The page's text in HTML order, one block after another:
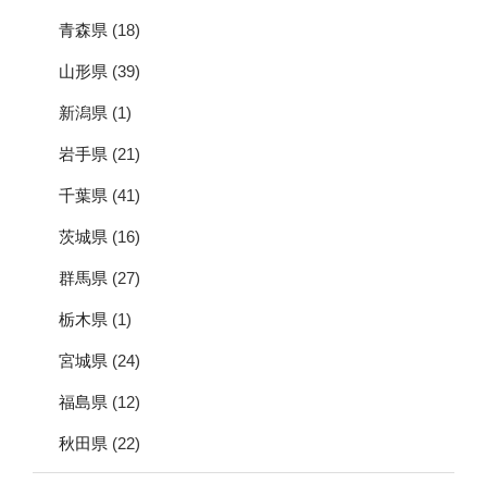
青森県 (18)
山形県 (39)
新潟県 (1)
岩手県 (21)
千葉県 (41)
茨城県 (16)
群馬県 (27)
栃木県 (1)
宮城県 (24)
福島県 (12)
秋田県 (22)